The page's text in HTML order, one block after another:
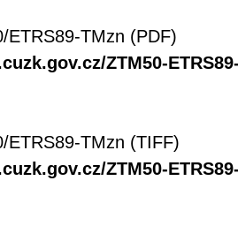
ETRS89-TMzn (PDF)
ZTM50-
ETRS89-TMzn (TIFF)
ZTM50-